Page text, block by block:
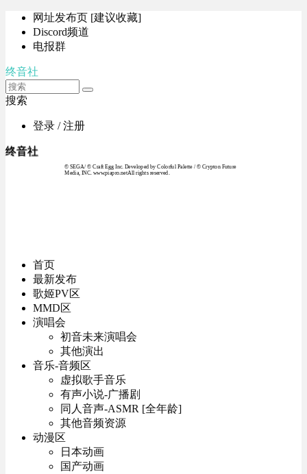
网址发布页 [建议收藏]
Discord频道
电报群
终音社
搜索
登录 / 注册
终音社
© SEGA / © Craft Egg Inc. Developed by Colorful Palette / © Crypton Future
Media, INC. www.piapro.netAll rights reserved.
首页
最新发布
歌姬PV区
MMD区
演唱会
初音未来演唱会
其他演出
音乐-音频区
虚拟歌手音乐
有声小说-广播剧
同人音声-ASMR [全年龄]
其他音频资源
动漫区
日本动画
国产动画